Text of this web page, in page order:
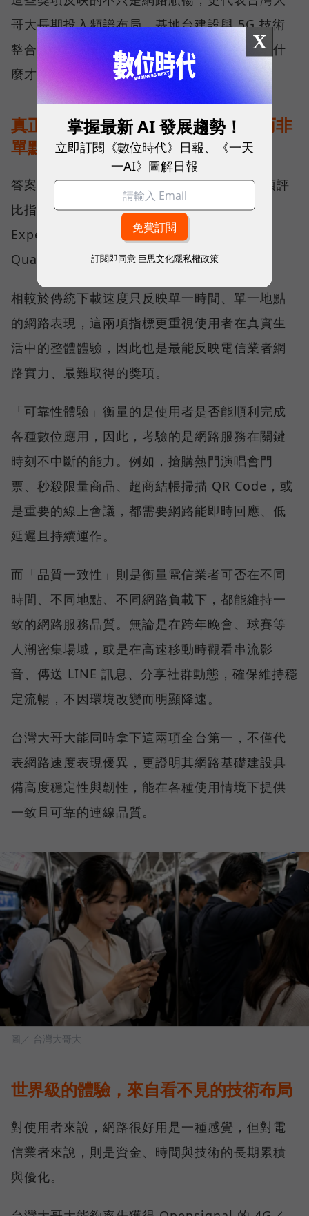
哥大長期投入頻譜布局、基地台建設與 5G 技術
整合所累積的成果，也讓外界重新思考：究竟什
麼才是真正的好網路？
真正的好網路，比的是長期穩定、而非
單點測速
答案，就藏在 Opensignal 最具代表性的兩項評
比指標──可靠性體驗（Reliability
Experience）與品質一致性（Consistent
Quality）。
相較於傳統下載速度只反映單一時間、單一地點
的網路表現，這兩項指標更重視使用者在真實生
活中的整體體驗，因此也是最能反映電信業者網
路實力、最難取得的獎項。
「可靠性體驗」衡量的是使用者是否能順利完成
各種數位應用，因此，考驗的是網路服務在關鍵
時刻不中斷的能力。例如，搶購熱門演唱會門
票、秒殺限量商品、超商結帳掃描 QR Code，或
是重要的線上會議，都需要網路能即時回應、低
延遲且持續運作。
而「品質一致性」則是衡量電信業者可否在不同
時間、不同地點、不同網路負載下，都能維持一
致的網路服務品質。無論是在跨年晚會、球賽等
人潮密集場域，或是在高速移動時觀看串流影
音、傳送 LINE 訊息、分享社群動態，確保維持穩
定流暢，不因環境改變而明顯降速。
台灣大哥大能同時拿下這兩項全台第一，不僅代
表網路速度表現優異，更證明其網路基礎建設具
備高度穩定性與韌性，能在各種使用情境下提供
一致且可靠的連線品質。
圖／ 台灣大哥大
世界級的體驗，來自看不見的技術布局
對使用者來說，網路很好用是一種感覺，但對電
信業者來說，則是資金、時間與技術的長期累積
與優化。
X
掌握最新 AI 發展趨勢！
立即訂閱《數位時代》日報、《一天
一AI》圖解日報
訂閱即同意 巨思文化隱私權政策